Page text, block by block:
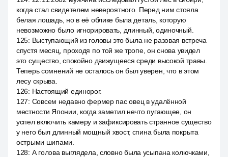
когда стал свидетелем невероятного. Перед ним стояла
белая лошадь, но в её облике была деталь, которую
невозможно было игнорировать, длинный, одиночный.
125: Выступающий из головы это была не разовая встреча
спустя месяц, проходя по той же тропе, он снова увидел
это существо, спокойно движущееся среди высокой травы.
Теперь сомнений не осталось он был уверен, что в этом
лесу скрыва.
126: Настоящий единорог.
127: Совсем недавно фермер пас овец в удалённой
местности Японии, когда заметил нечто пугающее, он
успел включить камеру и зафиксировать странное существо
у него был длинный мощный хвост, спина была покрыта
острыми шипами.
128: А голова выглядела, словно была усыпана колючками,